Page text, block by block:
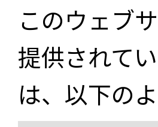
このウェブ
提供されて
は、以下の